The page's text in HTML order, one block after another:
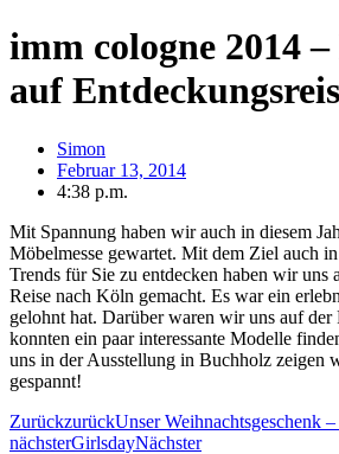
imm cologne 2014
auf
Simon
Februar 13, 2014
4:38 p.m.
Mit Spannung haben wir auch in diesem
Möbelmesse gewartet. Mit dem Ziel auch
Trends für Sie zu entdecken haben wir uns
Reise nach Köln gemacht. Es war ein
gelohnt hat. Darüber waren wir uns auf
konnten ein paar interessante Modelle
uns in der Ausstellung in Buchholz zeigen
gespannt!
ZurückzurückUnser Weihnachtsgeschenk
nächsterGirlsdayNächster